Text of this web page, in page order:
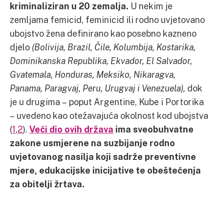
kriminaliziran u 20 zemalja. U nekim je
zemljama femicid, feminicid ili rodno uvjetovano
ubojstvo žena definirano kao posebno kazneno
djelo (Bolivija, Brazil, Čile, Kolumbija, Kostarika,
Dominikanska Republika, Ekvador, El Salvador,
Gvatemala, Honduras, Meksiko, Nikaragva,
Panama, Paragvaj, Peru, Urugvaj i Venezuela), dok
je u drugima – poput Argentine, Kube i Portorika
– uvedeno kao otežavajuća okolnost kod ubojstva
(1,2). Veći dio ovih država ima sveobuhvatne
zakone usmjerene na suzbijanje rodno
uvjetovanog nasilja koji sadrže preventivne
mjere, edukacijske inicijative te obeštećenja
za obitelji žrtava.